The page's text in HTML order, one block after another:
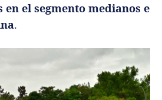
en el segmento medianos e
.